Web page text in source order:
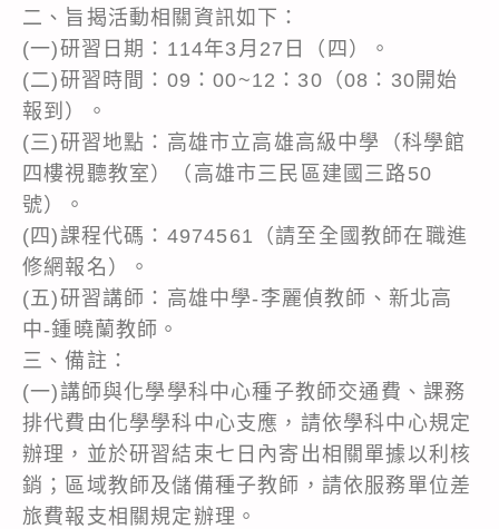
二、旨揭活動相關資訊如下：
(一)研習日期：114年3月27日（四）。
(二)研習時間：09：00~12：30（08：30開始
報到）。
(三)研習地點：高雄市立高雄高級中學（科學館
四樓視聽教室）（高雄市三民區建國三路50
號）。
(四)課程代碼：4974561（請至全國教師在職進
修網報名）。
(五)研習講師：高雄中學-李麗偵教師、新北高
中-鍾曉蘭教師。
三、備註：
(一)講師與化學學科中心種子教師交通費、課務
排代費由化學學科中心支應，請依學科中心規定
辦理，並於研習結束七日內寄出相關單據以利核
銷；區域教師及儲備種子教師，請依服務單位差
旅費報支相關規定辦理。